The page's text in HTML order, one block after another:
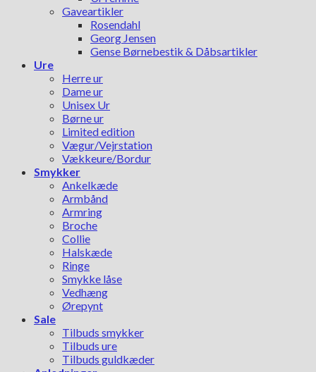
Gaveartikler
Rosendahl
Georg Jensen
Gense Børnebestik & Dåbsartikler
Ure
Herre ur
Dame ur
Unisex Ur
Børne ur
Limited edition
Vægur/Vejrstation
Vækkeure/Bordur
Smykker
Ankelkæde
Armbånd
Armring
Broche
Collie
Halskæde
Ringe
Smykke låse
Vedhæng
Ørepynt
Sale
Tilbuds smykker
Tilbuds ure
Tilbuds guldkæder